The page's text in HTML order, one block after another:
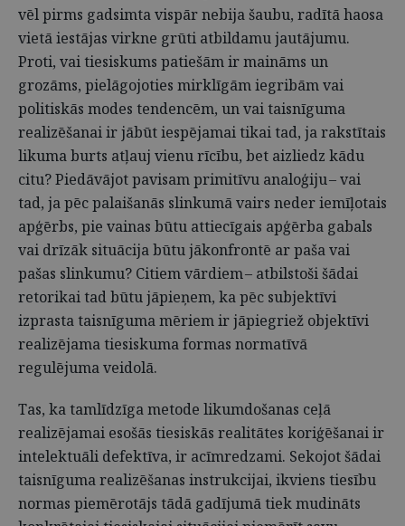
vēl pirms gadsimta vispār nebija šaubu, radītā haosa
vietā iestājas virkne grūti atbildamu jautājumu.
Proti, vai tiesiskums patiešām ir maināms un
grozāms, pielāgojoties mirklīgām iegribām vai
politiskās modes tendencēm, un vai taisnīguma
realizēšanai ir jābūt iespējamai tikai tad, ja rakstītais
likuma burts atļauj vienu rīcību, bet aizliedz kādu
citu? Piedāvājot pavisam primitīvu analoģiju – vai
tad, ja pēc palaišanās slinkumā vairs neder iemīļotais
apģērbs, pie vainas būtu attiecīgais apģērba gabals
vai drīzāk situācija būtu jākonfrontē ar paša vai
pašas slinkumu? Citiem vārdiem – atbilstoši šādai
retorikai tad būtu jāpieņem, ka pēc subjektīvi
izprasta taisnīguma mēriem ir jāpiegriež objektīvi
realizējama tiesiskuma formas normatīvā
regulējuma veidolā.
Tas, ka tamlīdzīga metode likumdošanas ceļā
realizējamai esošās tiesiskās realitātes koriģēšanai ir
intelektuāli defektīva, ir acīmredzami. Sekojot šādai
taisnīguma realizēšanas instrukcijai, ikviens tiesību
normas piemērotājs tādā gadījumā tiek mudināts